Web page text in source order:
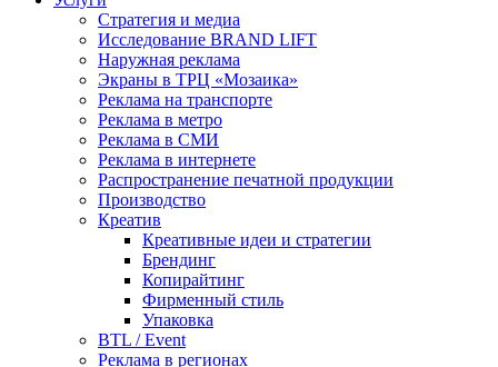
Стратегия и медиа
Исследование BRAND LIFT
Наружная реклама
Экраны в ТРЦ «Мозаика»
Реклама на транспорте
Реклама в метро
Реклама в СМИ
Реклама в интернете
Распространение печатной продукции
Производство
Креатив
Креативные идеи и стратегии
Брендинг
Копирайтинг
Фирменный стиль
Упаковка
BTL / Event
Реклама в регионах